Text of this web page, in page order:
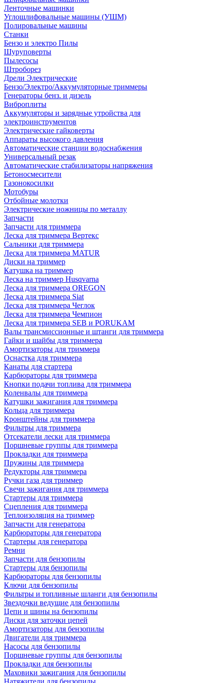
Ленточные машинки
Углошлифовальные машины (УШМ)
Полировальные машины
Станки
Бензо и электро Пилы
Шуруповерты
Пылесосы
Штроборез
Дрели Электрические
Бензо/Электро/Аккумуляторные триммеры
Генераторы бенз. и дизель
Виброплиты
Аккумуляторы и зарядные утройства для
электроинструментов
Электрические гайковерты
Аппараты высокого давления
Автоматические станции водоснабжения
Универсальный резак
Автоматические стабилизаторы напряжения
Бетоносмесители
Газонокосилки
Мотобуры
Отбойные молотки
Электрические ножницы по металлу
Запчасти
Запчасти для триммера
Леска для триммера Вертекс
Сальники для триммера
Леска для триммера MATUR
Диски на триммер
Катушка на триммер
Леска на триммер Husqvarna
Леска для триммера OREGON
Леска для триммера Siat
Леска для триммера Чеглок
Леска для триммера Чемпион
Леска для триммера SEB и PORUKAM
Валы трансмиссионные и штанги для триммера
Гайки и шайбы для триммера
Амортизаторы для триммера
Оснастка для триммера
Канаты для стартера
Карбюраторы для триммера
Кнопки подачи топлива для триммера
Коленвалы для триммера
Катушки зажигания для триммера
Кольца для триммера
Кронштейны для триммера
Фильтры для триммера
Отсекатели лески для триммера
Поршневые группы для триммера
Прокладки для триммера
Пружины для триммера
Редукторы для триммера
Ручки газа для триммер
Свечи зажигания для триммера
Стартеры для триммера
Сцепления для триммера
Теплоизоляция на триммер
Запчасти для генератора
Карбюраторы для генератора
Стартеры для генератора
Ремни
Запчасти для бензопилы
Стартеры для бензопилы
Карбюраторы для бензопилы
Ключи для бензопилы
Фильтры и топливные шланги для бензопилы
Звездочки ведущие для бензопилы
Цепи и шины на бензопилы
Диски для заточки цепей
Амортизаторы для бензопилы
Двигатели для триммера
Насосы для бензопилы
Поршневые группы для бензопилы
Прокладки для бензопилы
Маховики зажигания для бензопилы
Натяжители для бензопилы